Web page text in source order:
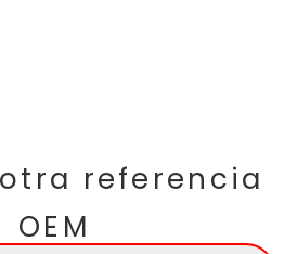
referencia
OEM